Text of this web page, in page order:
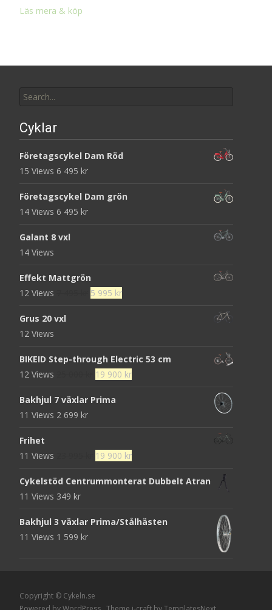
Läs mera & köp
for:
Cyklar
Företagscykel Dam Röd
15 Views 6 495 kr
Företagscykel Dam grön
14 Views 6 495 kr
Galant 8 vxl
14 Views
Effekt Mattgrön
12 Views
Det
495 kr.
5 995 krDet
995 kr.
Grus 20 vxl
12 Views
BIKEID Step-through Electric 53 cm
12 Views
Det
priset
000 kr.
19 900 krDet
900 kr.
Bakhjul 7 växlar Prima
11 Views 2 699 kr
Frihet
11 Views
Det
priset
19 900 krDet
priset
19
Cykelstöd Centrummonterat Dubbelt Atran
11 Views 349 kr
Bakhjul 3 växlar Prima/Stålhästen
11 Views 1 599 kr
Copyright © Cykeln.se